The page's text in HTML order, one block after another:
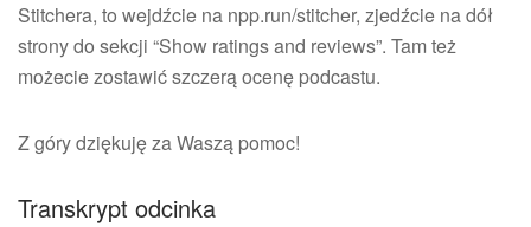
Stitchera, to wejdźcie na npp.run/stitcher, zjedźcie na dół
strony do sekcji “Show ratings and reviews”. Tam też
możecie zostawić szczerą ocenę podcastu.
Z góry dziękuję za Waszą pomoc!
Transkrypt odcinka